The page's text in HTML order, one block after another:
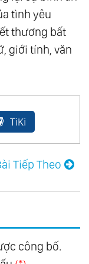
tình yêu
thương bất
giới tính, văn
TiKi
Tiếp Theo
công bố.